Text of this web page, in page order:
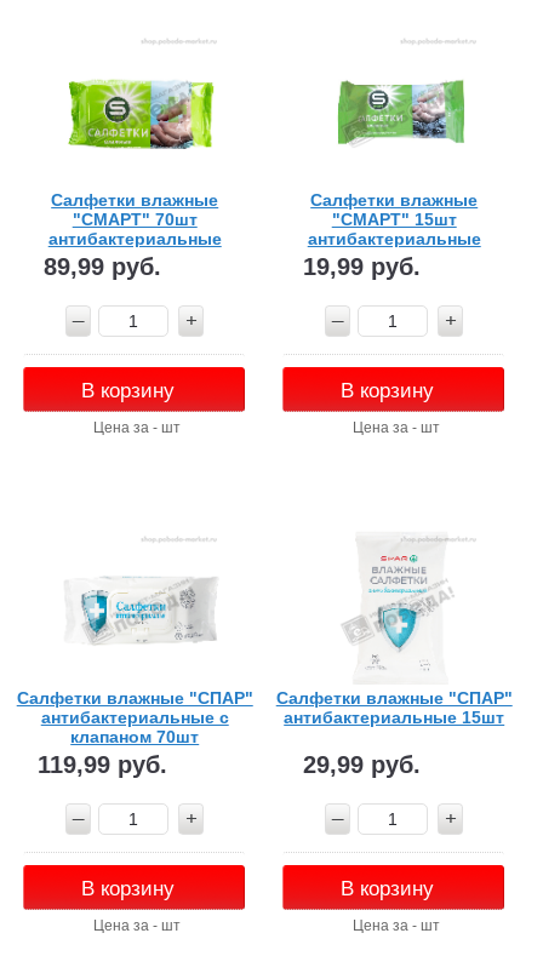
Салфетки влажные
"СМАРТ" 70шт
антибактериальные
89,99 руб.
В корзину
Цена за - шт
Салфетки влажные
"СМАРТ" 15шт
антибактериальные
19,99 руб.
В корзину
Цена за - шт
Салфетки влажные "СПАР"
антибактериальные с
клапаном 70шт
119,99 руб.
В корзину
Цена за - шт
Салфетки влажные "СПАР"
антибактериальные 15шт
29,99 руб.
В корзину
Цена за - шт